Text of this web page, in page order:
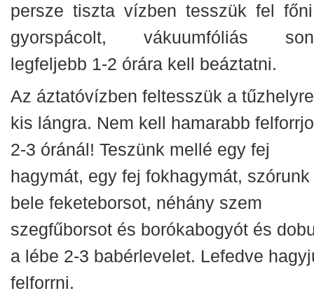
persze tiszta vízben tesszük fel
gyorspácolt, vákuumfóliás
legfeljebb 1-2 órára kell beáztatni.
Az áztatóvízben feltesszük a
kis lángra. Nem kell hamarabb
2-3 óránál! Teszünk mellé egy fej
hagymát, egy fej fokhagymát, szórunk
bele feketeborsot, néhány szem
szegfűborsot és borókabogyót és
a lébe 2-3 babérlevelet. Lefedve
felforrni.